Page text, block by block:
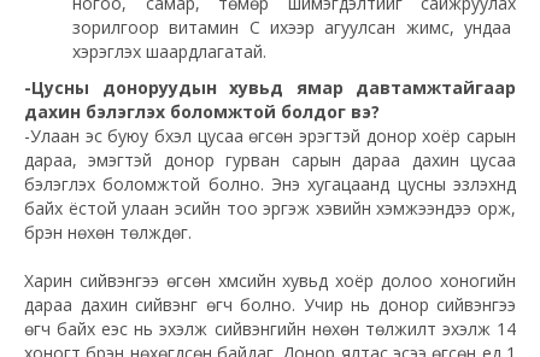
зорилгоор витамин С ихээр агуулсан жимс, ундаа
хэрэглэх шаардлагатай.
-Цусны доноруудын хувьд ямар давтамжтайгаар
дахин бэлэглэх боломжтой болдог вэ?
-Улаан эс буюу бүхэл цусаа өгсөн эрэгтэй донор хоёр сарын
дараа, эмэгтэй донор гурван сарын дараа дахин цусаа
бэлэглэх боломжтой болно. Энэ хугацаанд цусны эзлэхүүнд
байх ёстой улаан эсийн тоо эргэж хэвийн хэмжээндээ орж,
бүрэн нөхөн төлждөг.
Харин сийвэнгээ өгсөн хүмүүсийн хувьд хоёр долоо хоногийн
дараа дахин сийвэнг өгч болно. Учир нь донор сийвэнгээ
өгч байх үеэс нь эхэлж сийвэнгийн нөхөн төлжилт эхэлж 14